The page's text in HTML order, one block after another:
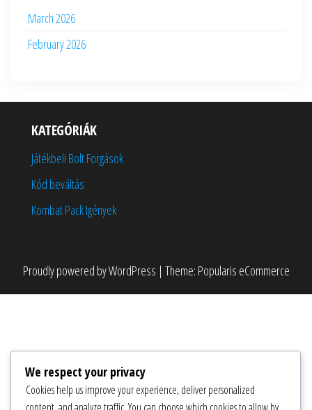
March 2026
February 2026
KATEGÓRIÁK
Játékbeli Bolt Forgások
Kód beváltás
Kombat Pack Igények
Proudly powered byWordPress | Theme: Popularis eCommerce
We respect your privacy
Cookies help us improve your experience, deliver personalized